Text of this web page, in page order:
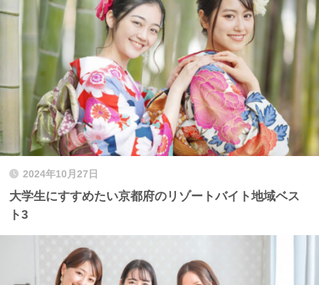
2024年10月27日
大学生にすすめたい京都府のリゾートバイト地域ベス
ト3